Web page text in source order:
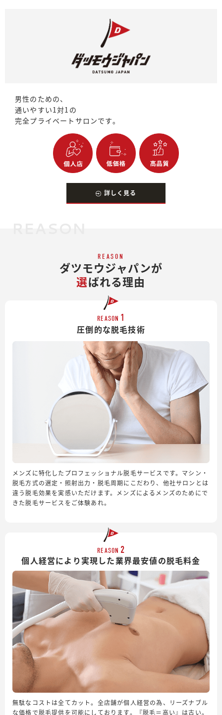
男性のための、
通いやすい1対1の
完全プライベートサロンです。
詳しく見る
REASON
ダツモウジャパンが
選ばれる理由
REASON 1
圧倒的な脱毛技術
メンズに特化したプロフェッショナル脱毛サービスです。マシン・
脱毛方式の選定・照射出力・脱毛周期にこだわり、他社サロンとは
違う脱毛効果を実感いただけます。メンズによるメンズのためにで
きた脱毛サービスをご体験あれ。
REASON 2
個人経営により実現した業界最安値の脱毛料金
無駄なコストは全てカット。全店舗が個人経営の為、リーズナブル
な価格で脱毛提供を可能にしております。『脱毛＝高い』は古い。